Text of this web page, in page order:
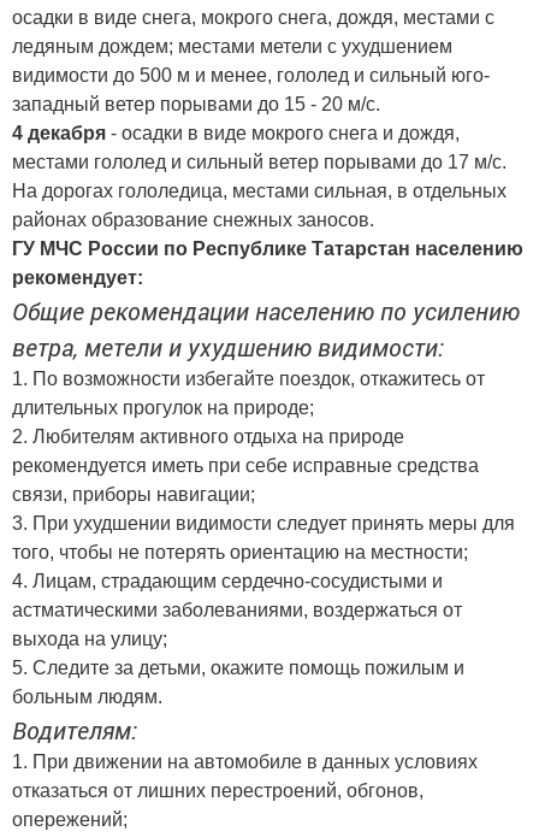
осадки в виде снега, мокрого снега, дождя, местами с
ледяным дождем; местами метели с ухудшением
видимости до 500 м и менее, гололед и сильный юго-
западный ветер порывами до 15 - 20 м/с.
4 декабря - осадки в виде мокрого снега и дождя,
местами гололед и сильный ветер порывами до 17 м/с.
На дорогах гололедица, местами сильная, в отдельных
районах образование снежных заносов.
ГУ МЧС России по Республике Татарстан населению
рекомендует:
Общие рекомендации населению по усилению
ветра, метели и ухудшению видимости:
1. По возможности избегайте поездок, откажитесь от
длительных прогулок на природе;
2. Любителям активного отдыха на природе
рекомендуется иметь при себе исправные средства
связи, приборы навигации;
3. При ухудшении видимости следует принять меры для
того, чтобы не потерять ориентацию на местности;
4. Лицам, страдающим сердечно-сосудистыми и
астматическими заболеваниями, воздержаться от
выхода на улицу;
5. Следите за детьми, окажите помощь пожилым и
больным людям.
Водителям:
1. При движении на автомобиле в данных условиях
отказаться от лишних перестроений, обгонов,
опережений;